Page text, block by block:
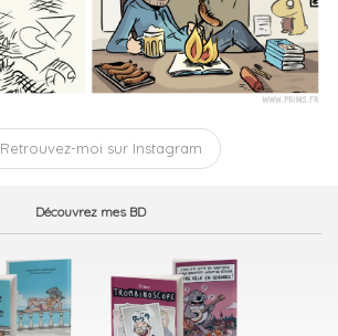
Retrouvez-moi sur Instagram
Découvrez mes BD